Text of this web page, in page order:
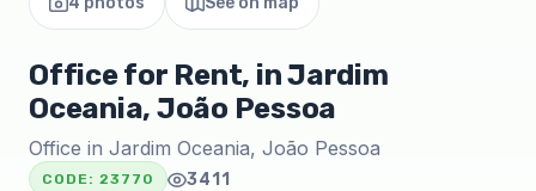
Office for Rent, in Jardim
Oceania, João Pessoa
Office in Jardim Oceania, João Pessoa
CODE: 23770 3411